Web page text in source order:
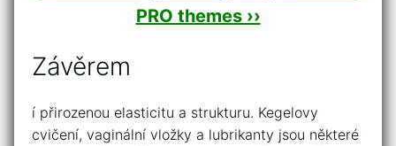
PRO themes ››
Závěrem
í přirozenou elasticitu a strukturu. Kegelovy
cvičení, vaginální vložky a lubrikanty jsou některé